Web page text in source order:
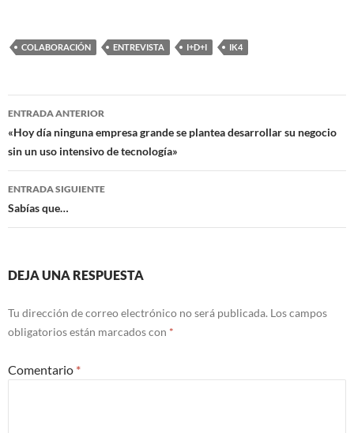
COLABORACIÓN ENTREVISTA I+D+I IK4
Navegación
de
entradas
ENTRADA ANTERIOR
«Hoy día ninguna empresa grande se plantea desarrollar su negocio
sin un uso intensivo de tecnología»
ENTRADA SIGUIENTE
Sabías que…
DEJA UNA RESPUESTA
Tu dirección de correo electrónico no será publicada. Los campos
obligatorios están marcados con *
Comentario *